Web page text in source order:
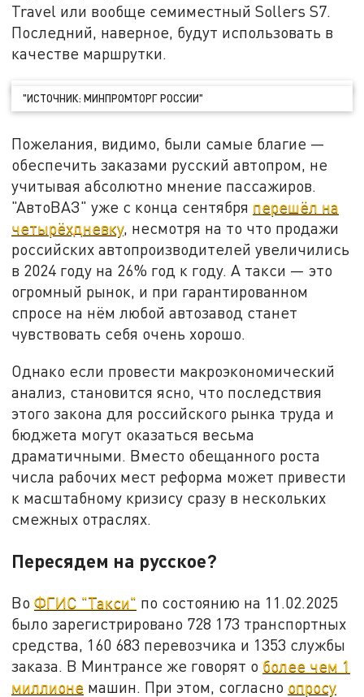
Travel или вообще семиместный Sollers S7.
Последний, наверное, будут использовать в
качестве маршрутки.
"ИСТОЧНИК: МИНПРОМТОРГ РОССИИ"
Пожелания, видимо, были самые благие —
обеспечить заказами русский автопром, не
учитывая абсолютно мнение пассажиров.
"АвтоВАЗ" уже с конца сентября перешёл на
четырёхдневку, несмотря на то что продажи
российских автопроизводителей увеличились
в 2024 году на 26% год к году. А такси — это
огромный рынок, и при гарантированном
спросе на нём любой автозавод станет
чувствовать себя очень хорошо.
Однако если провести макроэкономический
анализ, становится ясно, что последствия
этого закона для российского рынка труда и
бюджета могут оказаться весьма
драматичными. Вместо обещанного роста
числа рабочих мест реформа может привести
к масштабному кризису сразу в нескольких
смежных отраслях.
Пересядем на русское?
ВоФГИС "Такси" по состоянию на 11.02.2025
было зарегистрировано 728 173 транспортных
средства, 160 683 перевозчика и 1353 службы
заказа. В Минтрансе же говорят о более чем 1
миллионе машин. При этом, согласно опросу